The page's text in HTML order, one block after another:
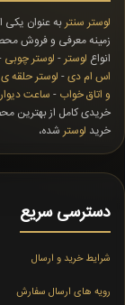
لوستر سنتر به عنوان یکی
زمینه معرفی و فروش
انواع لوستر - لوستر چوبی
اس ام دی- لوستر حلقه ی
و اتاق خواب - ساعت
خریدی کامل از بهترین
خرید لوستر شده،
دسترسی سریع
شرایط خرید و ارسال
رویه های ارسال سفارش